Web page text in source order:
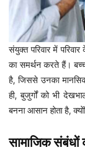
संयुक्त परिवार में
का समर्थन करते हैं।
है, जिससे उनका
ही, बुजुर्गों को भी
बनना आसान होता है,
सामाजिक संबंधों